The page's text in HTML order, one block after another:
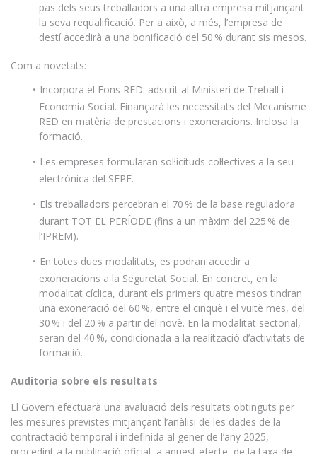
pas dels seus treballadors a una altra empresa mitjançant
la seva requalificació. Per a això, a més, l’empresa de
destí accedirà a una bonificació del 50 % durant sis mesos.
Com a novetats:
Incorpora el Fons RED: adscrit al Ministeri de Treball i
Economia Social. Finançarà les necessitats del Mecanisme
RED en matèria de prestacions i exoneracions. Inclosa la
formació.
Les empreses formularan sol·licituds col·lectives a la seu
electrònica del SEPE.
Els treballadors percebran el 70 % de la base reguladora
durant TOT EL PERÍODE (fins a un màxim del 225 % de
l’IPREM).
En totes dues modalitats, es podran accedir a
exoneracions a la Seguretat Social. En concret, en la
modalitat cíclica, durant els primers quatre mesos tindran
una exoneració del 60 %, entre el cinquè i el vuitè mes, del
30 % i del 20 % a partir del novè. En la modalitat sectorial,
seran del 40 %, condicionada a la realització d’activitats de
formació.
Auditoria sobre els resultats
El Govern efectuarà una avaluació dels resultats obtinguts per
les mesures previstes mitjançant l’anàlisi de les dades de la
contractació temporal i indefinida al gener de l’any 2025,